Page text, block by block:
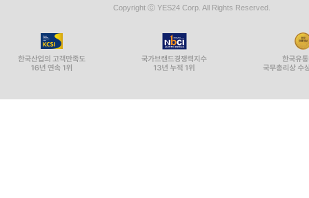
Copyright ⓒ YES24 Corp. All Rights Reserved.